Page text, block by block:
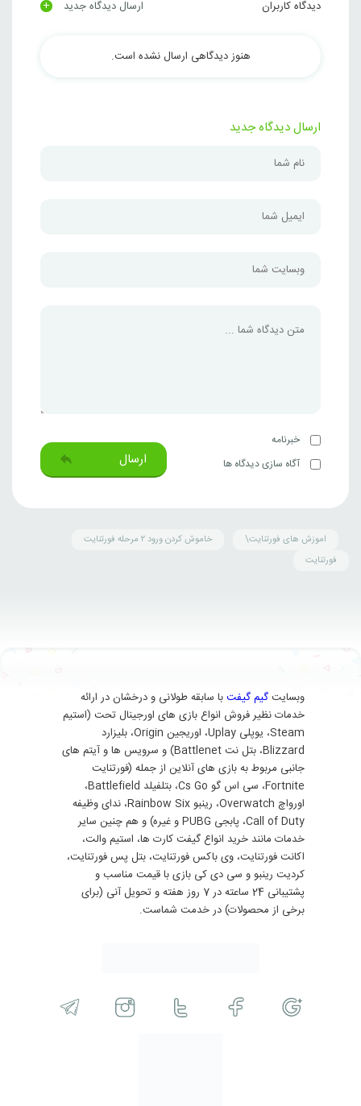
دیدگاه کاربران ارسال دیدگاه جدید +
هنوز دیدگاهی ارسال نشده است.
ارسال دیدگاه جدید
خبرنامه
آگاه سازی دیدگاه ها
ارسال
اموزش های فورتنایت\
خاموش کردن ورود ۲ مرحله فورتنایت
فورتنایت
وبسایت گیم گیفتبا سابقه طولانی و درخشان در ارائه
خدمات نظیر فروش انواع بازی های اورجینال تحت (استیم
Steam، یوپلی Uplay، اوریجین Origin، بلیزارد
Blizzard، بتل نت Battlenet) و سرویس ها و آیتم های
جانبی مربوط به بازی های آنلاین از جمله (فورتنایت
Fortnite، سی اس گو Cs Go، بتلفیلد Battlefield،
اورواچ Overwatch، رینبو Rainbow Six، ندای وظیفه
Call of Duty، پابجی PUBG و غیره) و هم چنین سایر
خدمات مانند خرید انواع گیفت کارت ها، استیم والت،
اکانت فورتنایت، وی باکس فورتنایت، بتل پس فورتنایت،
کردیت رینبو و سی دی کی بازی با قیمت مناسب و
پشتیبانی 24 ساعته در 7 روز هفته و تحویل آنی (برای
برخی از محصولات) در خدمت شماست.